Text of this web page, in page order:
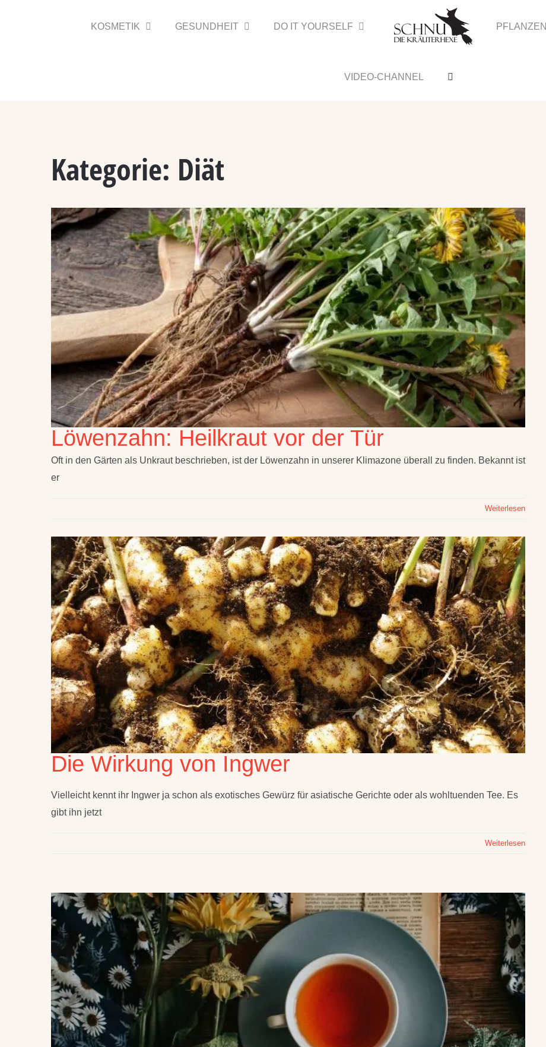
KOSMETIK GESUNDHEIT DO IT YOURSELF PFLANZEN
VIDEO-CHANNEL
Kategorie: Diät
Löwenzahn: Heilkraut vor der Tür
Oft in den Gärten als Unkraut beschrieben, ist der Löwenzahn in unserer Klimazone überall zu finden. Bekannt ist
er
Weiterlesen
Die Wirkung von Ingwer
Vielleicht kennt ihr Ingwer ja schon als exotisches Gewürz für asiatische Gerichte oder als wohltuenden Tee. Es
gibt ihn jetzt
Weiterlesen